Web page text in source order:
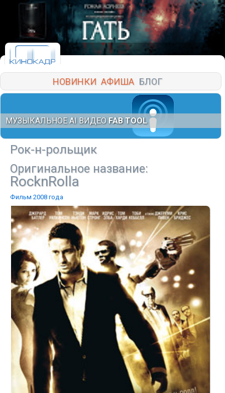
НОВИНКИ АФИША БЛОГ
МУЗЫКАЛЬНОЕ AI ВИДЕО FAB TOOL
Рок-н-рольщик
Оригинальное название:
RocknRolla
Фильм 2008 года